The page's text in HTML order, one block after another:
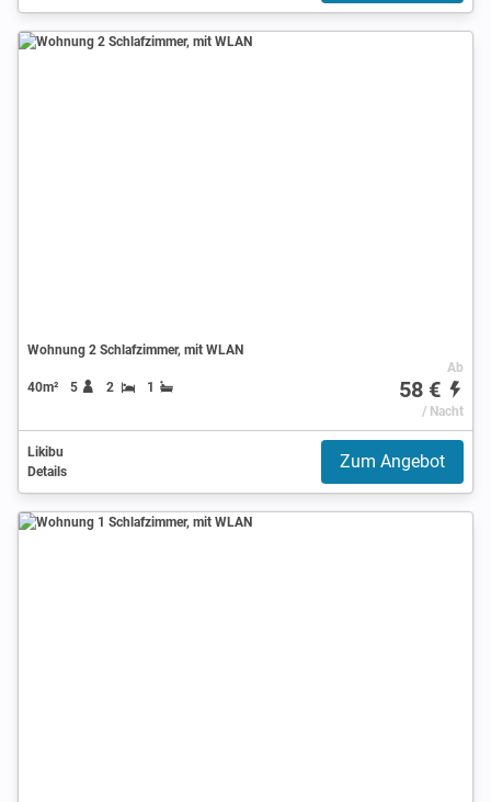
Wohnung 2 Schlafzimmer, mit WLAN
40m² 5 2 1
Ab
58 €
/ Nacht
Likibu
Details
Zum Angebot